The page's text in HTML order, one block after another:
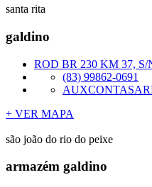
santa rita
galdino
ROD BR 230 KM 37, S/
(83) 99862-0691
+ VER MAPA
são joão do rio do peixe
armazém galdino